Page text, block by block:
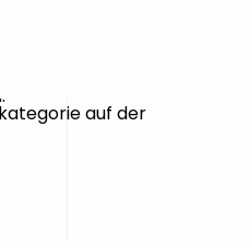
auf der